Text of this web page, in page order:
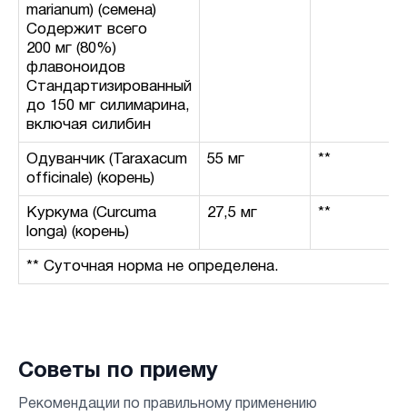
marianum) (семена)
Содержит всего
200 мг (80%)
флавоноидов
Стандартизированный
до 150 мг силимарина,
включая силибин
Одуванчик (Taraxacum
officinale) (корень)
55 мг **
Куркума (Curcuma
longa) (корень)
27,5 мг **
** Суточная норма не определена.
Советы по приему
Рекомендации по правильному применению